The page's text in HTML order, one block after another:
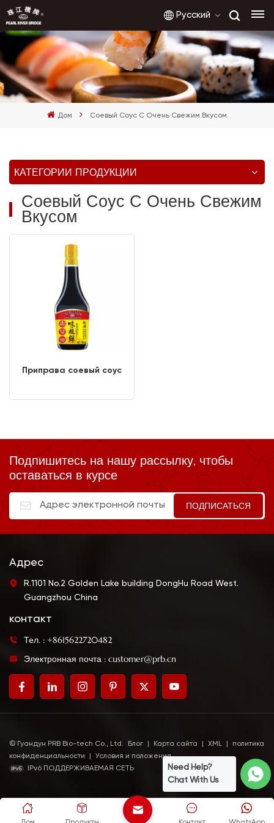
Русский
English
français
Дом Соевый Соус С Очень Свежим Вкусом
КАТЕГОРИИ ПРОДУКЦИИ
Соевый Соус С Очень Свежим
Вкусом
Приправа соевый соус
Подпишитесь на нашу рассылку, чтобы
оставаться в курсе
Адрес
R.1101 No.2 Golden Lake building DongHu Road West.
Guangzhou China
контакт
Тел. : +8615622720482
Электронная почта : customer@prb.cn
© Гуандун PRB Bio-tech Co., Ltd. Блог Карта сайта XML
политика
конфиденциальности
Условия и положения
IPv6 ПОДДЕРЖИВАЕМАЯ СЕТЬ
Need Help?
Chat With Us